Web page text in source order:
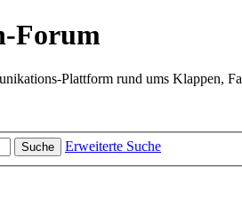
Forum
Plattform rund ums Klappen,
Suche Erweiterte Suche